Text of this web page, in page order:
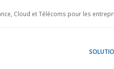
Cloud et Télécoms pour les